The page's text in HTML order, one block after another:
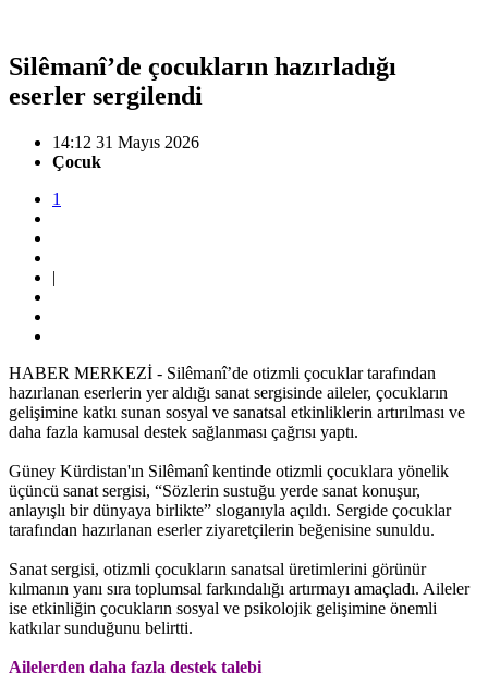
Silêmanî’de çocukların hazırladığı
eserler sergilendi
14:12 31 Mayıs 2026
Çocuk
1
|
HABER MERKEZİ - Silêmanî’de otizmli çocuklar tarafından
hazırlanan eserlerin yer aldığı sanat sergisinde aileler, çocukların
gelişimine katkı sunan sosyal ve sanatsal etkinliklerin artırılması ve
daha fazla kamusal destek sağlanması çağrısı yaptı.
Güney Kürdistan'ın Silêmanî kentinde otizmli çocuklara yönelik
üçüncü sanat sergisi, “Sözlerin sustuğu yerde sanat konuşur,
anlayışlı bir dünyaya birlikte” sloganıyla açıldı. Sergide çocuklar
tarafından hazırlanan eserler ziyaretçilerin beğenisine sunuldu.
Sanat sergisi, otizmli çocukların sanatsal üretimlerini görünür
kılmanın yanı sıra toplumsal farkındalığı artırmayı amaçladı. Aileler
ise etkinliğin çocukların sosyal ve psikolojik gelişimine önemli
katkılar sunduğunu belirtti.
Ailelerden daha fazla destek talebi